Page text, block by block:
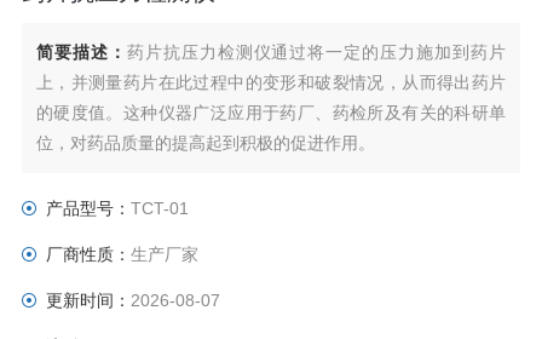
简要描述： 药片抗压力检测仪通过将一定的压力施加到药片
上，并测量药片在此过程中的变形和破裂情况，从而得出药片
的硬度值。这种仪器广泛应用于药厂、药检所及有关的科研单
位，对药品质量的提高起到积极的促进作用。
产品型号： TCT-01
厂商性质： 生产厂家
更新时间： 2026-08-07